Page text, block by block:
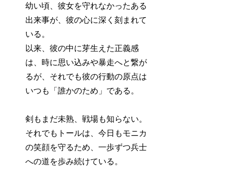
幼い頃、彼女を守れなかったある
出来事が、彼の心に深く刻まれて
いる。
以来、彼の中に芽生えた正義感
は、時に思い込みや暴走へと繋が
るが、それでも彼の行動の原点は
いつも「誰かのため」である。
剣もまだ未熟、戦場も知らない。
それでもトールは、今日もモニカ
の笑顔を守るため、一歩ずつ兵士
への道を歩み続けている。